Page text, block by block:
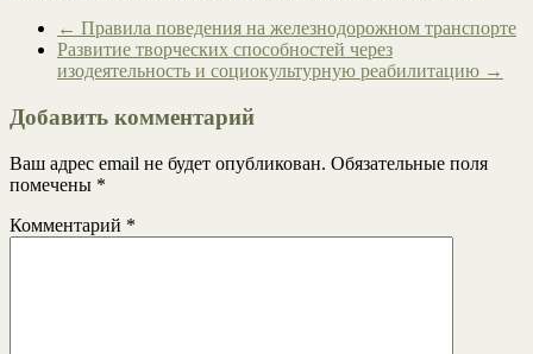
← Правила поведения на железнодорожном транспорте
Развитие творческих способностей через
изодеятельность и социокультурную реабилитацию →
Добавить комментарий
Ваш адрес email не будет опубликован. Обязательные поля
помечены *
Комментарий *